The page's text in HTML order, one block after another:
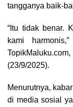
tangganya baik-
“Itu tidak benar.
kami
(23/9/2025).
Menurutnya,
di media sosial